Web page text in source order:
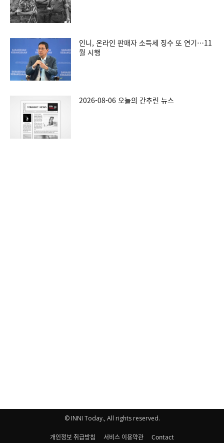
인니, 온라인 판매자 소득세 징수 또 연기…11
월 시행
2026-08-06 오늘의 간추린 뉴스
© INNI Today., All rights reserved.
개인정보 취급방침 서비스 이용약관 Contact